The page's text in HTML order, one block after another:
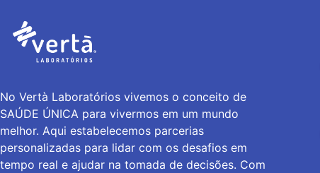
No Vertà Laboratórios vivemos o conceito de
SAÚDE ÚNICA para vivermos em um mundo
melhor. Aqui estabelecemos parcerias
personalizadas para lidar com os desafios em
tempo real e ajudar na tomada de decisões. Com